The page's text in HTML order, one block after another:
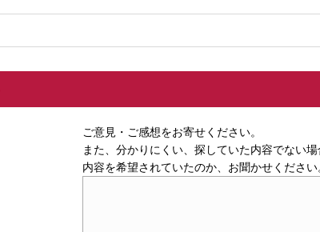
ご意見・ご感想をお寄せください。
また、分かりにくい、探していた内容でない
内容を希望されていたのか、お聞かせください